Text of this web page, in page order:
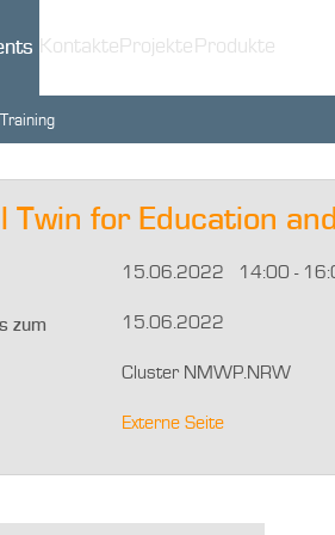
Kontakte Projekte Produkte
Twin for Education
15.06.2022 14:00 -
zum 15.06.2022
Cluster NMWP.NRW
Externe Seite